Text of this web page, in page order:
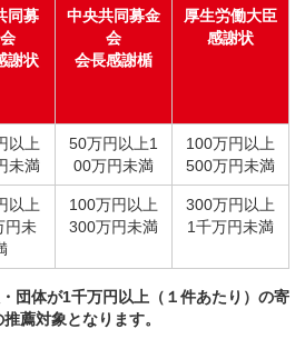
同募
謝状
中央共同募金
会
会長感謝楯
厚生労働大臣
感謝状
以上
未満
50万円以上1
00万円未満
100万円以上
500万円未満
以上
円未
100万円以上
300万円未満
300万円以上
1千万円未満
団体が1千万円以上（１件あたり）の寄
薦対象となります。